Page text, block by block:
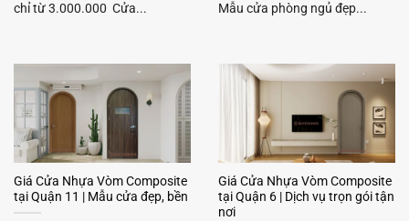
chỉ từ 3.000.000 Cửa...
Mẫu cửa phòng ngủ đẹp...
Giá Cửa Nhựa Vòm Composite
tại Quận 11 | Mẫu cửa đẹp, bền
Giá Cửa Nhựa Vòm Composite
tại Quận 6 | Dịch vụ trọn gói tận
nơi